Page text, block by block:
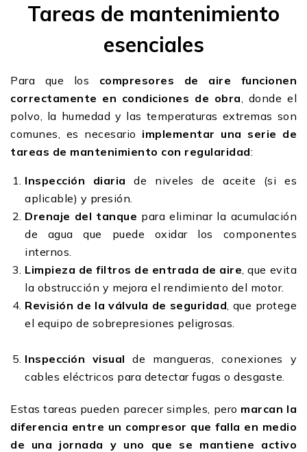
Tareas de mantenimiento
esenciales
Para que los compresores de aire funcionen
correctamente en condiciones de obra, donde el
polvo, la humedad y las temperaturas extremas son
comunes, es necesario implementar una serie de
tareas de mantenimiento con regularidad:
Inspección diaria de niveles de aceite (si es
aplicable) y presión.
Drenaje del tanque para eliminar la acumulación
de agua que puede oxidar los componentes
internos.
Limpieza de filtros de entrada de aire, que evita
la obstrucción y mejora el rendimiento del motor.
Revisión de la válvula de seguridad, que protege
el equipo de sobrepresiones peligrosas.
Inspección visual de mangueras, conexiones y
cables eléctricos para detectar fugas o desgaste.
Estas tareas pueden parecer simples, pero marcan la
diferencia entre un compresor que falla en medio
de una jornada y uno que se mantiene activo